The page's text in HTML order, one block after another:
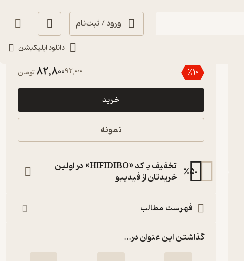
ورود / ثبت‌نام
دانلود اپلیکیشن
٪10
92,000
82,800تومان
خرید
نمونه
%50
تخفیف با کد «HIFIDIBO» در اولین
خریدتان از فیدیبو
فهرست مطالب
گذاشتن این عنوان در...